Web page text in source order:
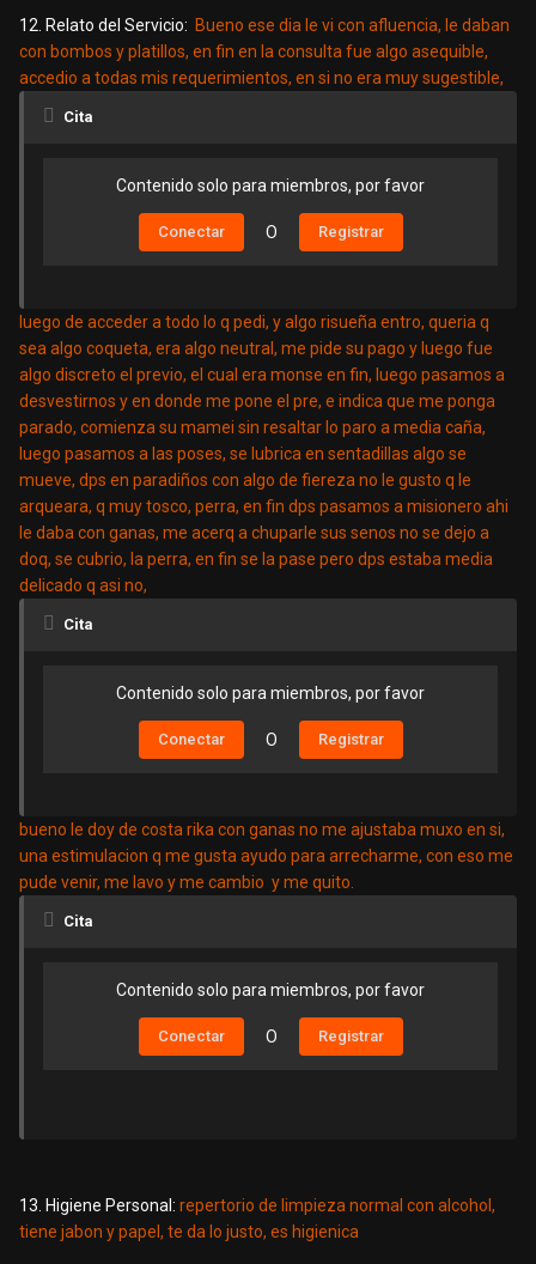
12. Relato del Servicio: Bueno ese dia le vi con afluencia, le daban
con bombos y platillos, en fin en la consulta fue algo asequible,
accedio a todas mis requerimientos, en si no era muy sugestible,
Cita
Contenido solo para miembros, por favor
Conectar O Registrar
luego de acceder a todo lo q pedi, y algo risueña entro, queria q
sea algo coqueta, era algo neutral, me pide su pago y luego fue
algo discreto el previo, el cual era monse en fin, luego pasamos a
desvestirnos y en donde me pone el pre, e indica que me ponga
parado, comienza su mamei sin resaltar lo paro a media caña,
luego pasamos a las poses, se lubrica en sentadillas algo se
mueve, dps en paradiños con algo de fiereza no le gusto q le
arqueara, q muy tosco, perra, en fin dps pasamos a misionero ahi
le daba con ganas, me acerq a chuparle sus senos no se dejo a
doq, se cubrio, la perra, en fin se la pase pero dps estaba media
delicado q asi no,
Cita
Contenido solo para miembros, por favor
Conectar O Registrar
bueno le doy de costa rika con ganas no me ajustaba muxo en si,
una estimulacion q me gusta ayudo para arrecharme, con eso me
pude venir, me lavo y me cambio y me quito.
Cita
Contenido solo para miembros, por favor
Conectar O Registrar
13. Higiene Personal: repertorio de limpieza normal con alcohol,
tiene jabon y papel, te da lo justo, es higienica